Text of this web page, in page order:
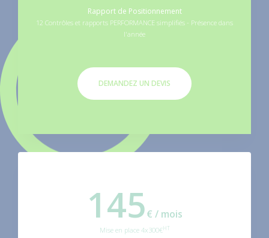
Rapport de Positionnement
12 Contrôles et rapports PERFORMANCE simplifiés - Présence dans
l'année
DEMANDEZ UN DEVIS
145€ / mois
Mise en place 4x300€HT